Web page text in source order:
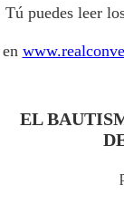
Tú puedes leer
en
EL